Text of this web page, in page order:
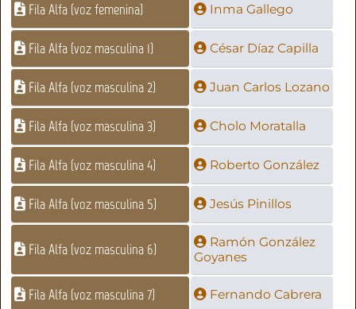
Fila Alfa (voz femenina) Inma Gallego
Fila Alfa (voz masculina 1) César Díaz Capilla
Fila Alfa (voz masculina 2) Juan Carlos Lozano
Fila Alfa (voz masculina 3) Cholo Moratalla
Fila Alfa (voz masculina 4) Roberto González
Fila Alfa (voz masculina 5) Jesús Pinillos
Fila Alfa (voz masculina 6)
Ramón González
Goyanes
Fila Alfa (voz masculina 7) Fernando Cabrera